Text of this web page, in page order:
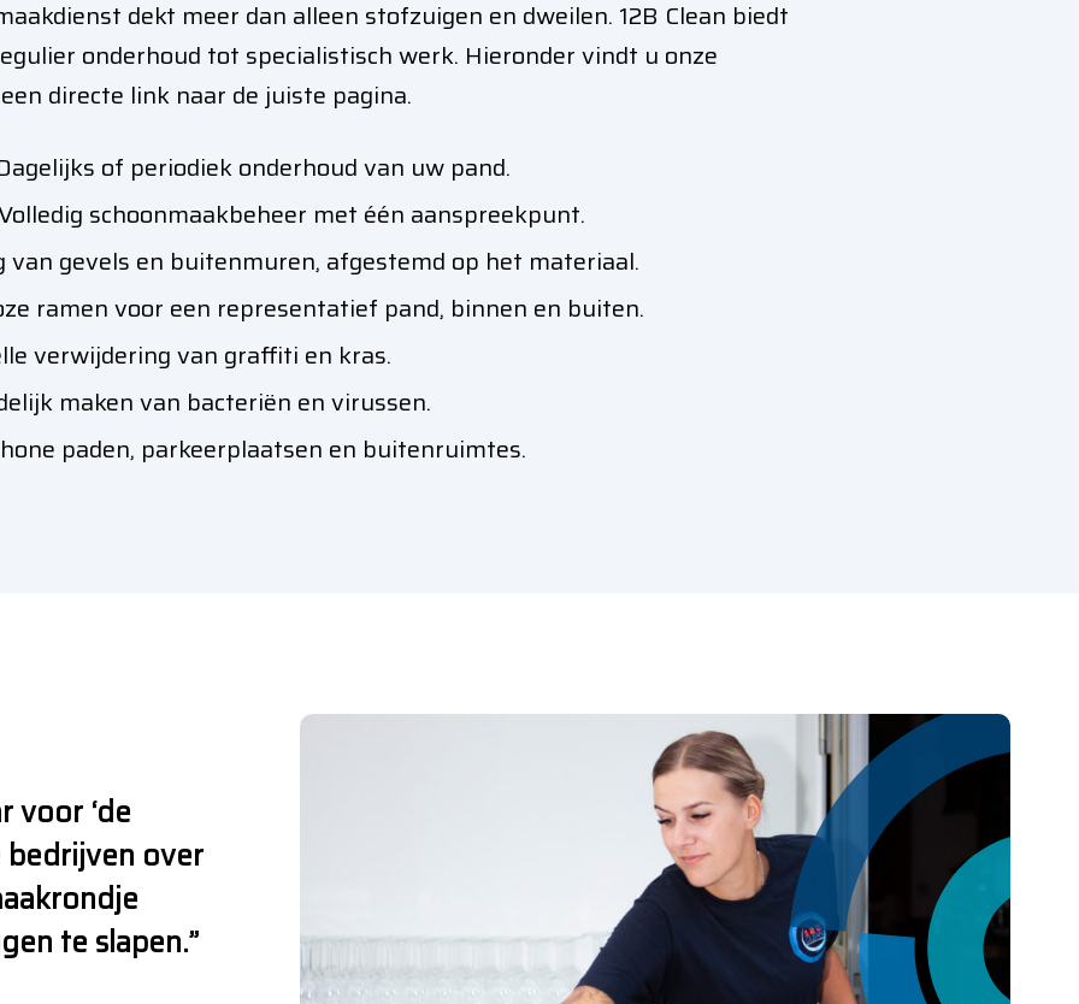
dekt meer dan alleen stofzuigen en dweilen. 12B Clean biedt
onderhoud tot specialistisch werk. Hieronder vindt u onze
directe link naar de juiste pagina.
of periodiek onderhoud van uw pand.
schoonmaakbeheer met één aanspreekpunt.
van gevels en buitenmuren, afgestemd op het materiaal.
ramen voor een representatief pand, binnen en buiten.
verwijdering van graffiti en kras.
maken van bacteriën en virussen.
paden, parkeerplaatsen en buitenruimtes.
voor ‘de
bedrijven over
te slapen.”